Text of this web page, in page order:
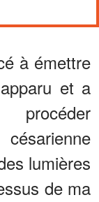
à émettre
et a
lumières
de ma